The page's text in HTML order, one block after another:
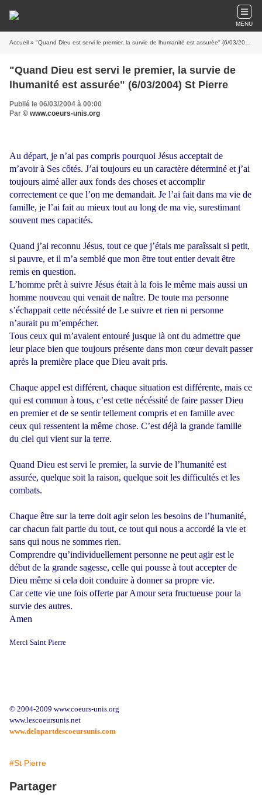
MENU
Accueil » "Quand Dieu est servi le premier, la survie de lhumanité est assurée" (6/03/2004) St Pierre
"Quand Dieu est servi le premier, la survie de
lhumanité est assurée" (6/03/2004) St Pierre
Publié le 06/03/2004 à 00:00
Par © www.coeurs-unis.org
Au départ, je n’ai pas compris pourquoi Jésus acceptait de
m’avoir à Ses côtés. J’ai toujours eu un caractère déterminé et j’ai
toujours aimé aller aux fonds des choses et accomplir
correctement ce que l’on me demandait. Je l’ai fait dans ma vie de
famille, je l’ai fait au mieux tout au long de ma vie, surestimant
souvent mes capacités.
Quand j’ai reconnu Jésus, tout ce que j’étais me paraîssait si petit,
si pauvre, et il m’a semblé que mon être tout entier devait être
remis en question.
L’homme prêt à suivre Jésus était à la fois le même mais aussi un
homme nouveau qui venait de naître. De toute ma personne
s’échappait cette nécéssité de Le suivre et rien ni personne
n’aurait pu m’empécher.
Tous ceux qui m’avaient entouré jusque là ont du admettre que
leur place bien que toujours présente dans mon cœur devait passer
après la première place que Dieu avait pris.
Chaque appel est différent, chaque situation est différente, mais ce
qui est commun à tous, c’est cette nécéssité de faire passer Dieu
en premier et de se sentir tellement compris et en famille avec
ceux qui ressentent la même chose. C’est déjà la grande famille
du ciel qui vient sur la terre.
Quand Dieu est servi le premier, la survie de l’humanité est
assurée, quelque soit la raison, quelque soit les difficultés et les
combats.
Chaque être sur la terre doit agir selon les besoins de l’humanité,
car chacun fait partie du tout, ce tout qui nous a accordé la vie et
sans qui nous ne sommes rien.
Comprendre qu’individuellement personne ne peut agir est le
début de la grande sagesse, celle qui pousse à tout accepter de
Dieu même si cela doit conduire à donner sa propre vie.
Car cette vie une fois offerte par Amour sera fructueuse pour la
survie des autres.
Amen
Merci Saint Pierre
© 2004-2009 www.coeurs-unis.org
www.lescoeursunis.net
www.delapartdescoeursunis.com
#St Pierre
Partager